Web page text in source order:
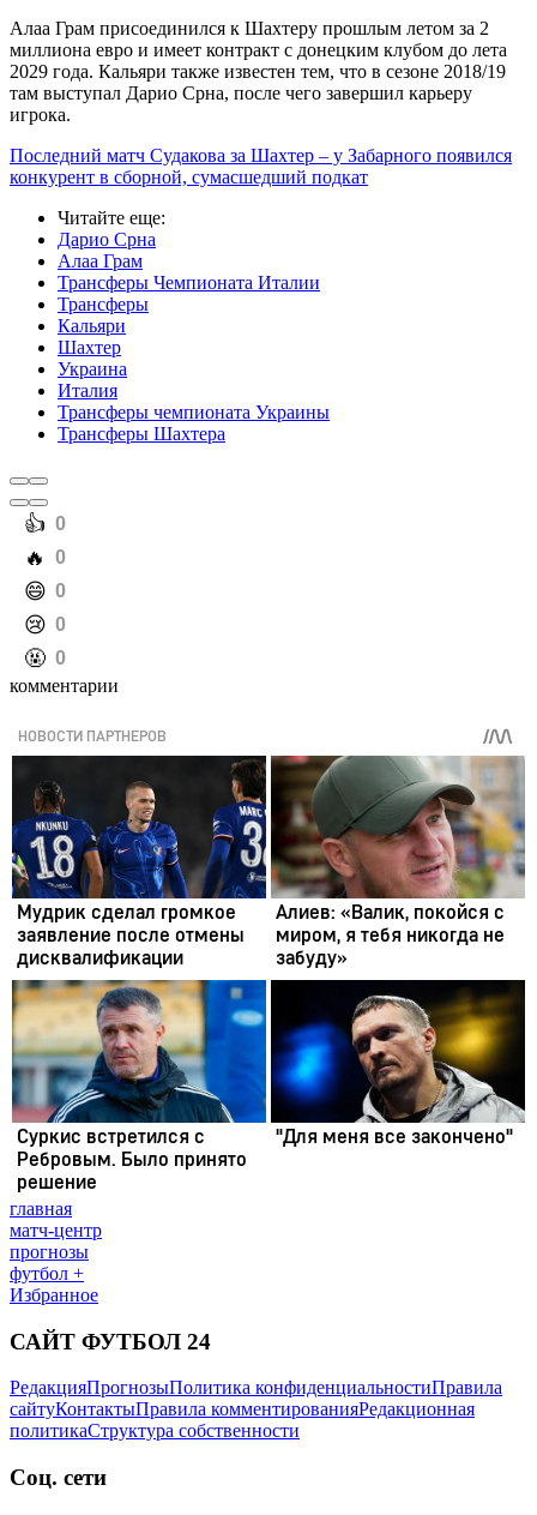
Алаа Грам присоединился к Шахтеру прошлым летом за 2
миллиона евро и имеет контракт с донецким клубом до лета
2029 года. Кальяри также известен тем, что в сезоне 2018/19
там выступал Дарио Срна, после чего завершил карьеру
игрока.
Последний матч Судакова за Шахтер – у Забарного появился
конкурент в сборной, сумасшедший подкат
Читайте еще:
Дарио Срна
Алаа Грам
Трансферы Чемпионата Италии
Трансферы
Кальяри
Шахтер
Украина
Италия
Трансферы чемпионата Украины
Трансферы Шахтера
️👍 0
️🔥 0
️😄 0
️😢 0
️🤬 0
комментарии
главная
матч-центр
прогнозы
футбол +
Избранное
САЙТ ФУТБОЛ 24
РедакцияПрогнозыПолитика конфиденциальностиПравила
сайтуКонтактыПравила комментированияРедакционная
политикаСтруктура собственности
Соц. сети